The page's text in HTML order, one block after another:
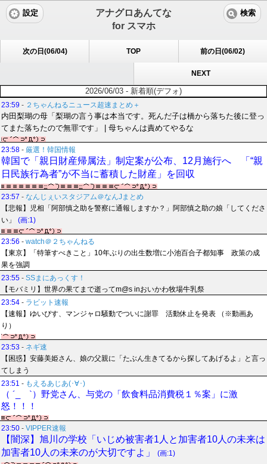
アナグロあんてな
for スマホ
設定 検索
次の日(06/04) TOP 前の日(06/02)
NEXT
2026/06/03 - 新着順(デフォ)
23:59 - ２ちゃんねるニュース超速まとめ＋
内田梨瑚の母「梨瑚の言う事は本当です。死んだ子は橋から落ちた後に登っ
てまた落ちたので無罪です」 | 母ちゃんは責めてやるな
23:58 - 厳選！韓国情報
韓国で「親日財産帰属法」制定案が公布、12月施行へ 「“親
日民族行為者”が不当に蓄積した財産」を回収
23:57 - なんじぇいスタジアム＠なんJまとめ
【悲報】児相「阿部慎之助を警察に通報しますか？」阿部慎之助の娘「してくださ
い」
(画:1)
23:56 - watch＠２ちゃんねる
【東京】「特筆すべきこと」10年ぶりの出生数増に小池百合子都知事 政策の成
果を強調
23:55 - SSまにあっくす！
【モバミリ】世界の果てまで逝ってm@s inおいかわ牧場牛乳祭
23:54 - ラビット速報
【速報】ゆいぴす、マンジャロ騒動でついに謝罪 活動休止を発表 （※動画あ
り）
23:53 - ネギ速
【困惑】安藤美姫さん、娘の父親に「たぶん生きてるから探してあげるよ」と言っ
てしまう
23:51 - もえるあじあ(･∀･)
（ ´_ゝ`）野党さん、与党の「飲食料品消費税１％案」に激
怒！！！
23:50 - VIPPER速報
【闇深】旭川の学校「いじめ被害者1人と加害者10人の未来は
加害者10人の未来のが大切ですよ」
(画:1)